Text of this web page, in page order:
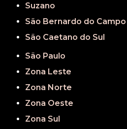
Suzano
São Bernardo do Campo
São Caetano do Sul
São Paulo
Zona Leste
Zona Norte
Zona Oeste
Zona Sul